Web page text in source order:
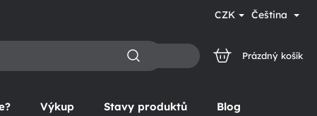
CZK Čeština
NÁKUPNÍ
Prázdný košík
Výkup Stavy produktů Blog